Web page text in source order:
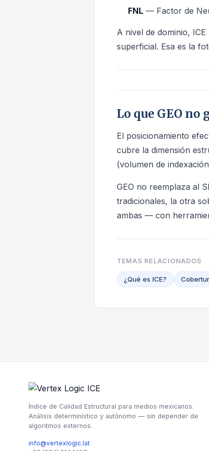
FNL — Factor de
A nivel de dominio,
superficial. Esa es la
Lo que GEO no
El posicionamiento
cubre la dimensión
(volumen de
GEO no reemplaza al
tradicionales, la otra
ambas — con
TEMAS RELACIONADOS
¿Qué es ICE?
Índice de Calidad Estructural para medios mexicanos.
Análisis determinístico y autónomo — sin depender de
algoritmos externos.
info@vertexlogic.lat